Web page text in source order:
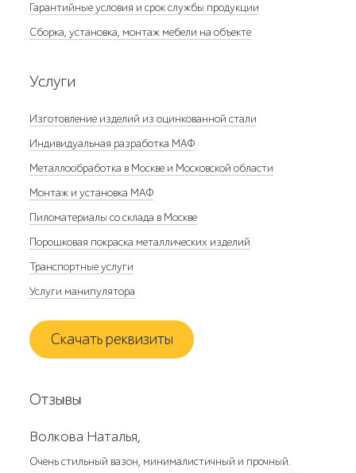
Гарантийные условия и срок службы продукции
Сборка, установка, монтаж мебели на объекте
Услуги
Изготовление изделий из оцинкованной стали
Индивидуальная разработка МАФ
Металлообработка в Москве и Московской области
Монтаж и установка МАФ
Пиломатериалы со склада в Москве
Порошковая покраска металлических изделий
Транспортные услуги
Услуги манипулятора
Скачать реквизиты
Отзывы
Волкова Наталья,
Очень стильный вазон, минималистичный и прочный.